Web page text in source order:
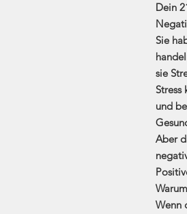
Dein
Sie
sie
und
Aber
Wenn